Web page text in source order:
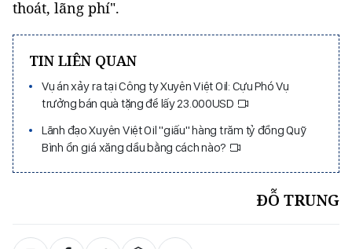
thoát, lãng phí".
TIN LIÊN QUAN
Vụ án xảy ra tại Công ty Xuyên Việt Oil: Cựu Phó Vụ
trưởng bán quà tặng để lấy 23.000USD
Lãnh đạo Xuyên Việt Oil "giấu" hàng trăm tỷ đồng Quỹ
Bình ổn giá xăng dầu bằng cách nào?
ĐỖ TRUNG